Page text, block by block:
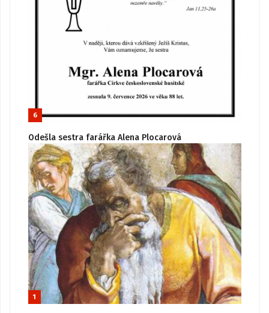
6
Odešla sestra farářka Alena Plocarová
1